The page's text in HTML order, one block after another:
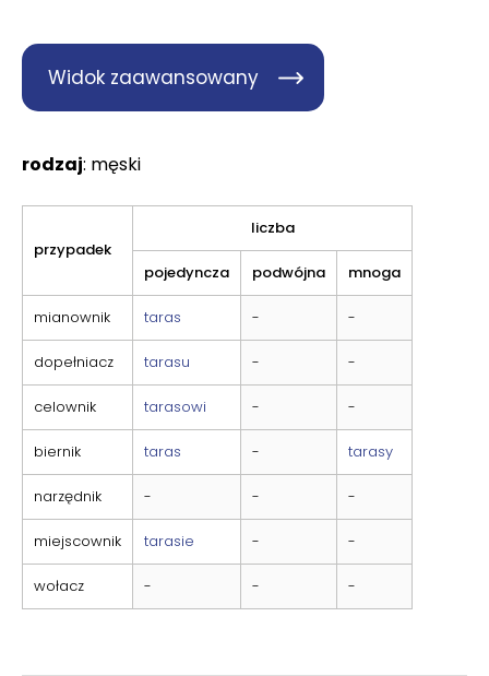
Widok zaawansowany
rodzaj: męski
przypadek
liczba
pojedyncza podwójna mnoga
mianownik taras - -
dopełniacz tarasu - -
celownik tarasowi - -
biernik taras - tarasy
narzędnik - - -
miejscownik tarasie - -
wołacz - - -